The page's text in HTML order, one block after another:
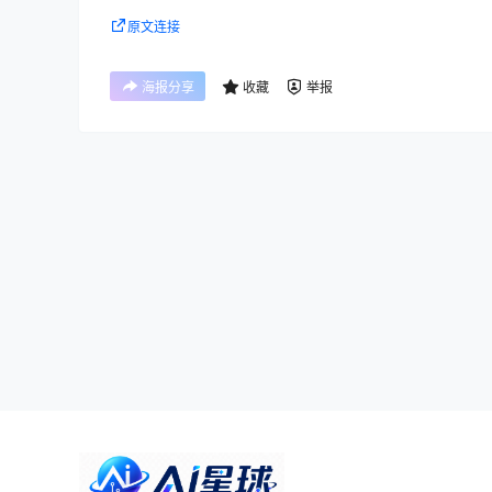
原文连接
海报分享 收藏 举报